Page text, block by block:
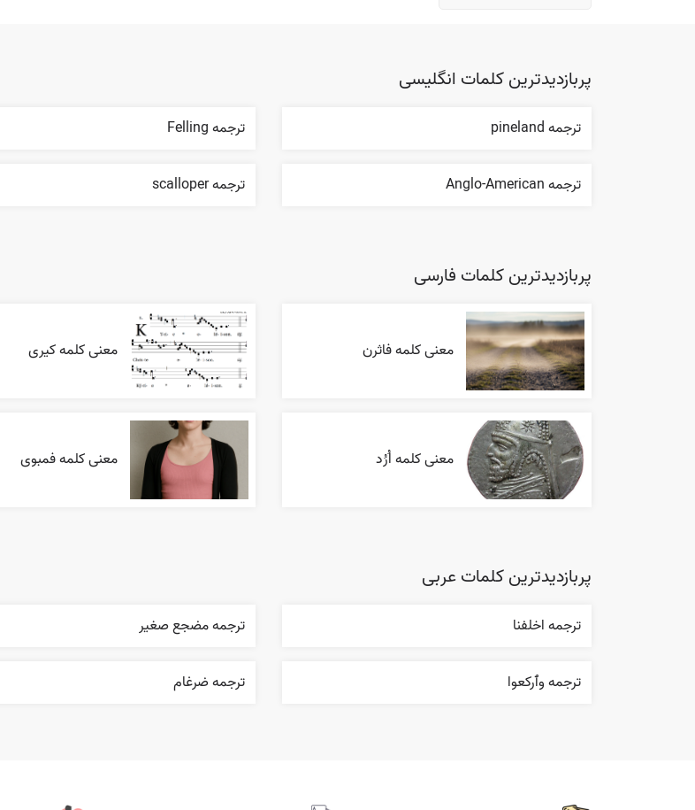
پربازدیدترین کلمات انگلیسی
ترجمه pineland ترجمه Felling
ترجمه Anglo-American ترجمه scalloper
پربازدیدترین کلمات فارسی
معنی کلمه فاثرن معنی کلمه کیری
معنی کلمه اُرُد معنی کلمه فمبوی
پربازدیدترین کلمات عربی
ترجمه اخلفنا ترجمه مضجع صغير
ترجمه وٱرکعوا ترجمه ضرغام